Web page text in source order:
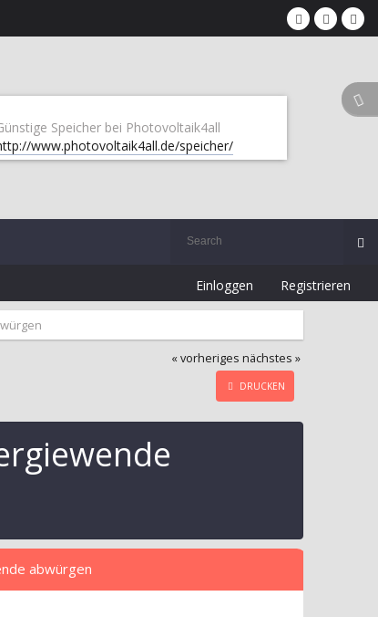
Speicher bei Photovoltaik4all
www.photovoltaik4all.de/speicher/
Einloggen Registrieren
« vorheriges nächstes »
DRUCKEN
abwürgen